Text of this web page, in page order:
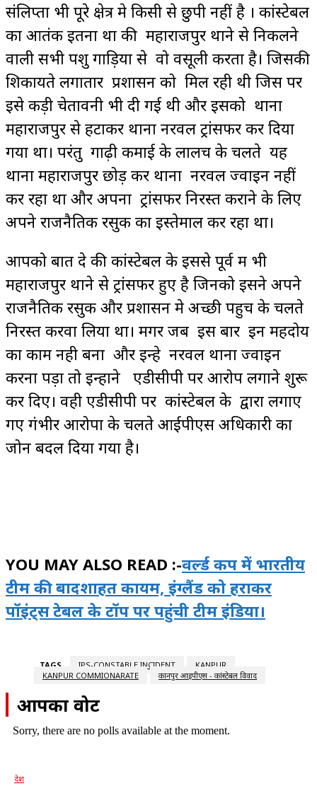
संलिप्ता भी पूरे क्षेत्र मे किसी से छुपी नहीं है । कांस्टेबल
का आतंक इतना था की महाराजपुर थाने से निकलने
वाली सभी पशु गाड़ियों से वो वसूली करता है। जिसकी
शिकायते लगातार प्रशासन को मिल रही थी जिस पर
इसे कड़ी चेतावनी भी दी गई थी और इसको थाना
महाराजपुर से हटाकर थाना नरवल ट्रांसफर कर दिया
गया था। परंतु गाढ़ी कमाई के लालच के चलते यह
थाना महाराजपुर छोड़ कर थाना नरवल ज्वाइन नहीं
कर रहा था और अपना ट्रांसफर निरस्त कराने के लिए
अपने राजनैतिक रसुक का इस्तेमाल कर रहा था।
आपको बात दे की कांस्टेबल के इससे पूर्व में भी
महाराजपुर थाने से ट्रांसफर हुए है जिनको इसने अपने
राजनैतिक रसुक और प्रशासन मे अच्छी पहुच के चलते
निरस्त करवा लिया था। मगर जब इस बार इन महदोय
का काम नही बना और इन्हे नरवल थाना ज्वाइन
करना पड़ा तो इन्होंने एडीसीपी पर आरोप लगाने शुरू
कर दिए। वही एडीसीपी पर कांस्टेबल के द्वारा लगाए
गए गंभीर आरोपों के चलते आईपीएस अधिकारी का
जोन बदल दिया गया है।
YOU MAY ALSO READ :-वर्ल्ड कप में भारतीय
टीम की बादशाहत कायम, इंग्लैंड को हराकर
पॉइंट्स टेबल के टॉप पर पहुंची टीम इंडिया।
TAGS IPS-CONSTABLE INCIDENT
KANPUR
KANPUR COMMIONARATE
कानपुर आईपीएस - कांस्टेबल विवाद
आपका वोट
Sorry, there are no polls available at the moment.
देश